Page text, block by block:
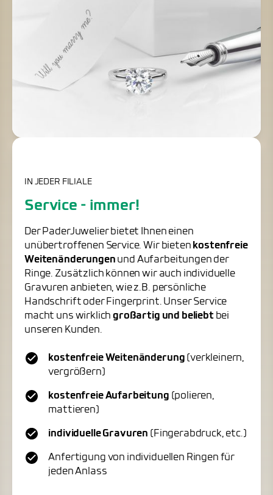
IN JEDER FILIALE
Service - immer!
Der PaderJuwelier bietet Ihnen einen
unübertroffenen Service. Wir bieten kostenfreie
Weitenänderungen und Aufarbeitungen der
Ringe. Zusätzlich können wir auch individuelle
Gravuren anbieten, wie z.B. persönliche
Handschrift oder Fingerprint. Unser Service
macht uns wirklichgroßartig und beliebtbei
unseren Kunden.
kostenfreie Weitenänderung (verkleinern,
vergrößern)
kostenfreie Aufarbeitung (polieren,
mattieren)
individuelle Gravuren (Fingerabdruck, etc.)
Anfertigung von individuellen Ringen für
jeden Anlass